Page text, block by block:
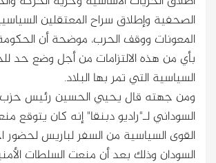
الصحفية وإطلاق سراح المعتقلين
المعونات ووقف الحرب، موضحة أن الحكومة
بأي من هذه الالتزامات من أجل وضع حد
السياسية التي تمر بها البلاد.
ومن جهته قال يحيي الحسين رئيس حزب
السوداني لـ"راديو دبنقا" إنه كان يتوقع
القوى السياسية من السفر لباريس لحضور
السودان وذلك بعد أن منعت السلطات